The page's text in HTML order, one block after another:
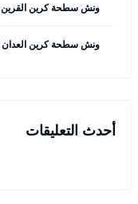
ونش سطحة كرين القرين 65557275 ونش سحب وانقاذ سيارات
ونش سطحة كرين العدان 65557275 ونش سحب وانقاذ سيارات
أحدث التعليقات